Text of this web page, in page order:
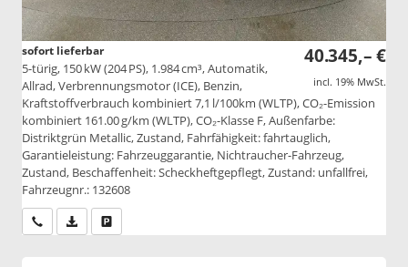
40.345,– €
incl. 19% MwSt.
sofort lieferbar
5-türig, 150 kW (204 PS), 1.984 cm³, Automatik,
Allrad, Verbrennungsmotor (ICE), Benzin,
Kraftstoffverbrauch kombiniert 7,1 l/100km (WLTP), CO₂-Emission
kombiniert 161.00 g/km (WLTP), CO₂-Klasse F, Außenfarbe:
Distriktgrün Metallic, Zustand, Fahrfähigkeit: fahrtauglich,
Garantieleistung: Fahrzeuggarantie, Nichtraucher-Fahrzeug,
Zustand, Beschaffenheit: Scheckheftgepflegt, Zustand: unfallfrei,
Fahrzeugnr.: 132608
Wir rufen Sie anPDF-Datei, Fahrzeugexposé drucken